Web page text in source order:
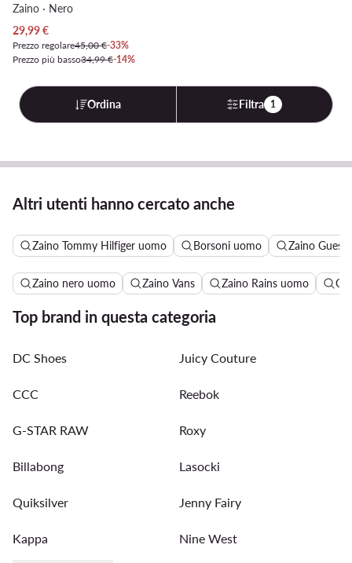
Zaino · Nero
Prezzo attuale
29,99€
Prezzo regolare45,00 €-33%
Prezzo più basso34,99 €-14%
Ordina Filtra 1
Altri utenti hanno cercato anche
Zaino Tommy Hilfiger uomo Borsoni uomo Zaino Guess
Zaino nero uomo Zaino Vans Zaino Rains uomo
Top brand in questa categoria
DC Shoes Juicy Couture
CCC Reebok
G-STAR RAW Roxy
Billabong Lasocki
Quiksilver Jenny Fairy
Kappa Nine West